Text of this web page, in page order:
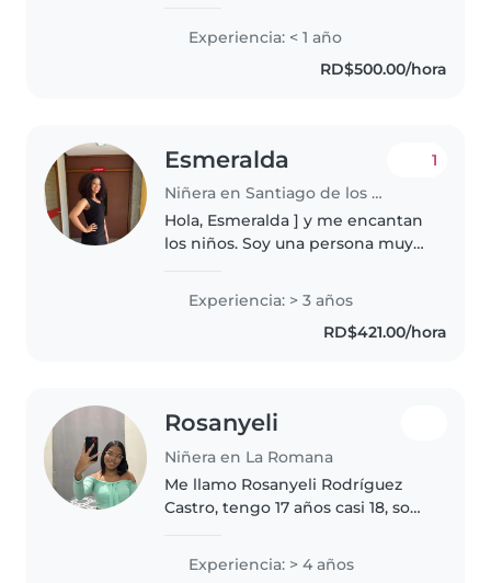
actividades divertidas como
manualidades y cuentos. Estoy
Experiencia: < 1 año
RD$500.00/hora
Esmeralda
Niñera en Santiago de los Caballeros
1
Hola, Esmeralda ] y me encantan
los niños. Soy una persona muy
y paciente. Disfruto pasar tiempo
con los pequeños, jugar con
ellos, ayudarlos en sus..
Experiencia: > 3 años
RD$421.00/hora
Rosanyeli
Niñera en La Romana
Me llamo Rosanyeli Rodríguez
Castro, tengo 17 años casi 18, soy
con mi madre, soy responsable,
atenta, puntual, cariñosa, sé
Experiencia: > 4 años